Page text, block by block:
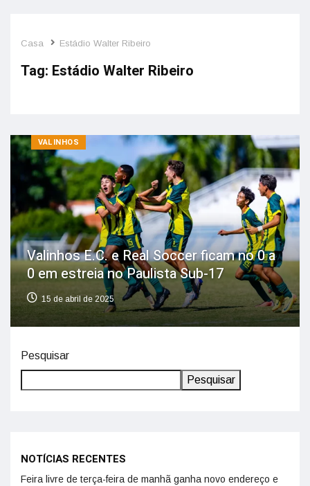
Casa Estádio Walter Ribeiro
Tag: Estádio Walter Ribeiro
VALINHOS
Valinhos E.C. e Real Soccer ficam no 0 a
0 em estreia no Paulista Sub-17
15 de abril de 2025
Pesquisar
Pesquisar
NOTÍCIAS RECENTES
Feira livre de terça-feira de manhã ganha novo endereço e